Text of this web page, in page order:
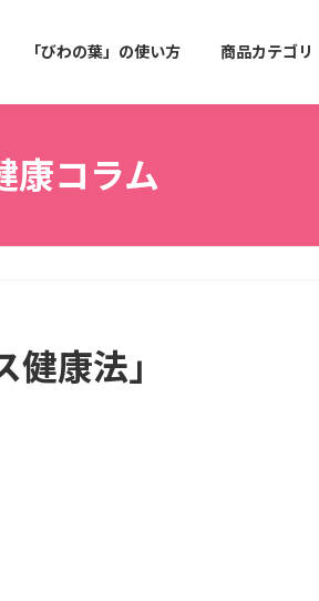
「びわの葉」の使い方 商品カテゴリ
康コラム
康法」